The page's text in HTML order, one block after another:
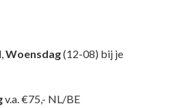
Woensdag(12-08) bij je
v.a. €75,- NL/BE